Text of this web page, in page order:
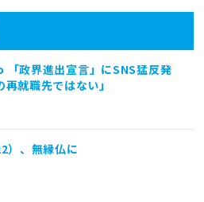
「政界進出宣言」にSNS猛反発
再就職先ではない」
）、無縁仏に